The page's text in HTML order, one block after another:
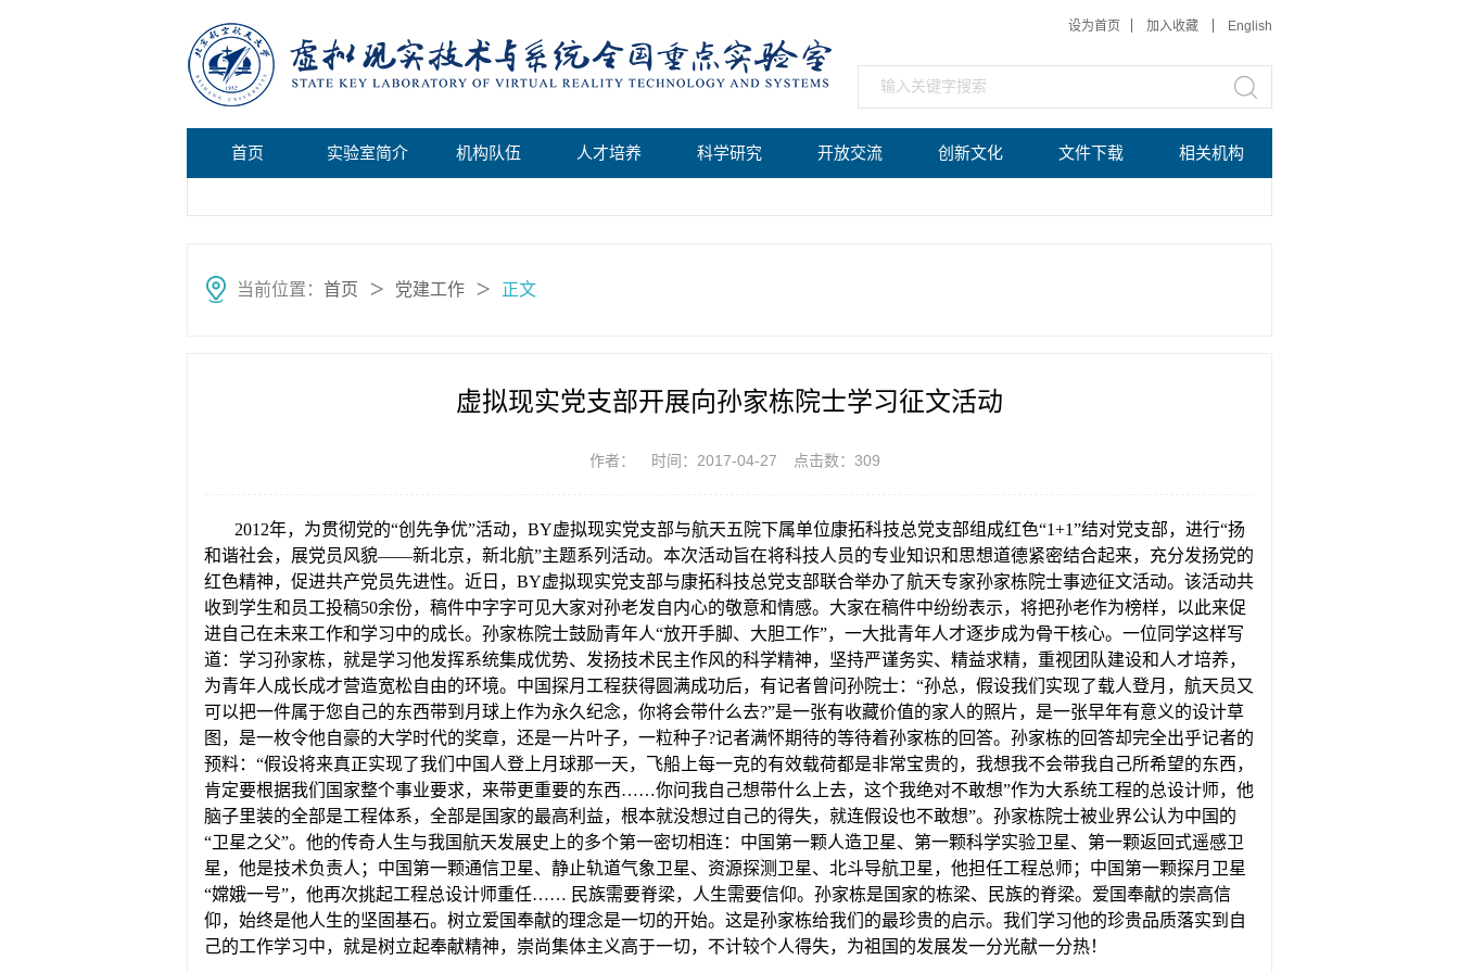
设为首页 加入收藏 English
首页 实验室简介 机构队伍 人才培养 科学研究 开放交流 创新文化 文件下载 相关机构
当前位置： 首页 ＞ 党建工作 ＞ 正文
虚拟现实党支部开展向孙家栋院士学习征文活动
作者： 时间：2017-04-27 点击数： 309
2012年，为贯彻党的“创先争优”活动，BY虚拟现实党支部与航天五院下属单位康拓科技总党支部组成红色“1+1”结对党支部，进行“扬
和谐社会，展党员风貌——新北京，新北航”主题系列活动。本次活动旨在将科技人员的专业知识和思想道德紧密结合起来，充分发扬党的
红色精神，促进共产党员先进性。近日，BY虚拟现实党支部与康拓科技总党支部联合举办了航天专家孙家栋院士事迹征文活动。该活动共
收到学生和员工投稿50余份，稿件中字字可见大家对孙老发自内心的敬意和情感。大家在稿件中纷纷表示，将把孙老作为榜样，以此来促
进自己在未来工作和学习中的成长。孙家栋院士鼓励青年人“放开手脚、大胆工作”，一大批青年人才逐步成为骨干核心。一位同学这样写
道：学习孙家栋，就是学习他发挥系统集成优势、发扬技术民主作风的科学精神，坚持严谨务实、精益求精，重视团队建设和人才培养，
为青年人成长成才营造宽松自由的环境。中国探月工程获得圆满成功后，有记者曾问孙院士：“孙总，假设我们实现了载人登月，航天员又
可以把一件属于您自己的东西带到月球上作为永久纪念，你将会带什么去?”是一张有收藏价值的家人的照片，是一张早年有意义的设计草
图，是一枚令他自豪的大学时代的奖章，还是一片叶子，一粒种子?记者满怀期待的等待着孙家栋的回答。孙家栋的回答却完全出乎记者的
预料：“假设将来真正实现了我们中国人登上月球那一天，飞船上每一克的有效载荷都是非常宝贵的，我想我不会带我自己所希望的东西，
肯定要根据我们国家整个事业要求，来带更重要的东西……你问我自己想带什么上去，这个我绝对不敢想”作为大系统工程的总设计师，他
脑子里装的全部是工程体系，全部是国家的最高利益，根本就没想过自己的得失，就连假设也不敢想”。孙家栋院士被业界公认为中国的
“卫星之父”。他的传奇人生与我国航天发展史上的多个第一密切相连：中国第一颗人造卫星、第一颗科学实验卫星、第一颗返回式遥感卫
星，他是技术负责人；中国第一颗通信卫星、静止轨道气象卫星、资源探测卫星、北斗导航卫星，他担任工程总师；中国第一颗探月卫星
“嫦娥一号”，他再次挑起工程总设计师重任…… 民族需要脊梁，人生需要信仰。孙家栋是国家的栋梁、民族的脊梁。爱国奉献的崇高信
仰，始终是他人生的坚固基石。树立爱国奉献的理念是一切的开始。这是孙家栋给我们的最珍贵的启示。我们学习他的珍贵品质落实到自
己的工作学习中，就是树立起奉献精神，崇尚集体主义高于一切，不计较个人得失，为祖国的发展发一分光献一分热！